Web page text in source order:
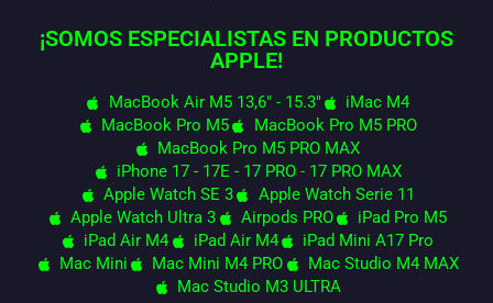
¡SOMOS ESPECIALISTAS EN PRODUCTOS
APPLE!
MacBook Air M5 13,6" - 15.3"
iMac M4
MacBook Pro M5
MacBook Pro M5 PRO
MacBook Pro M5 PRO MAX
iPhone 17 - 17E - 17 PRO - 17 PRO MAX
Apple Watch SE 3
Apple Watch Serie 11
Apple Watch Ultra 3
Airpods PRO
iPad Pro M5
iPad Air M4
iPad Air M4
iPad Mini A17 Pro
Mac Mini
Mac Mini M4 PRO
Mac Studio M4 MAX
Mac Studio M3 ULTRA